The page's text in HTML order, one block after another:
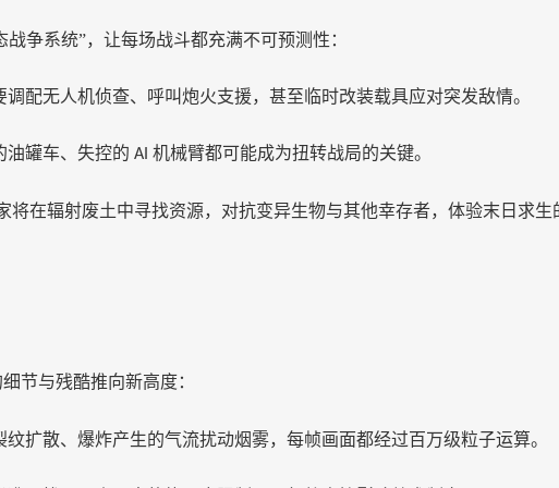
战争系统”，让每场战斗都充满不可预测性：
配无人机侦查、呼叫炮火支援，甚至临时改装载具应对突发敌情。
油罐车、失控的 AI 机械臂都可能成为扭转战局的关键。
将在辐射废土中寻找资源，对抗变异生物与其他幸存者，体验末日求生
节与残酷推向新高度：
扩散、爆炸产生的气流扰动烟雾，每帧画面都经过百万级粒子运算。